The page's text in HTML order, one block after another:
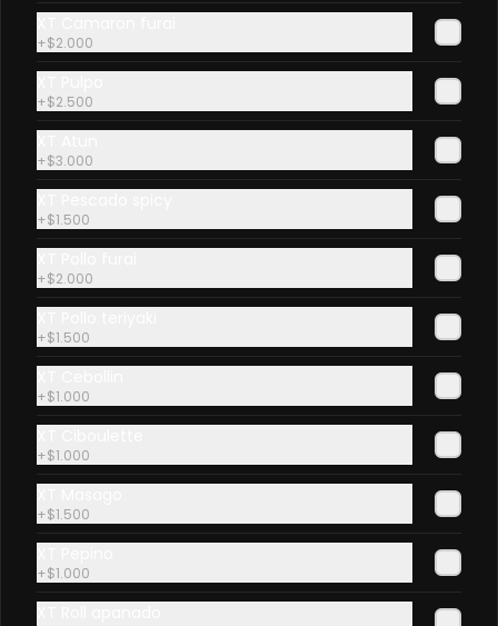
+$2.000
+$2.500
+$3.000
+$1.500
+$2.000
+$1.500
+$1.000
+$1.000
+$1.500
+$1.000